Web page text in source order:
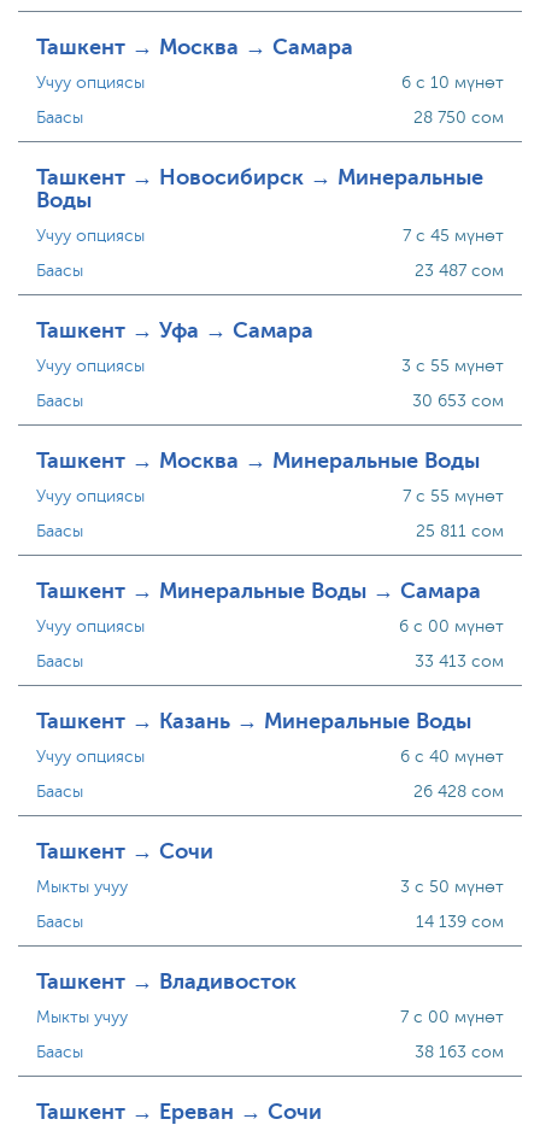
Ташкент → Москва → Самара
Учуу опциясы
Баасы
6 с 10 мүнөт
28 750 сом
Ташкент → Новосибирск → Минеральные
Воды
Учуу опциясы
Баасы
7 с 45 мүнөт
23 487 сом
Ташкент → Уфа → Самара
Учуу опциясы
Баасы
3 с 55 мүнөт
30 653 сом
Ташкент → Москва → Минеральные Воды
Учуу опциясы
Баасы
7 с 55 мүнөт
25 811 сом
Ташкент → Минеральные Воды → Самара
Учуу опциясы
Баасы
6 с 00 мүнөт
33 413 сом
Ташкент → Казань → Минеральные Воды
Учуу опциясы
Баасы
6 с 40 мүнөт
26 428 сом
Ташкент → Сочи
Мыкты учуу
Баасы
3 с 50 мүнөт
14 139 сом
Ташкент → Владивосток
Мыкты учуу
Баасы
7 с 00 мүнөт
38 163 сом
Ташкент → Ереван → Сочи